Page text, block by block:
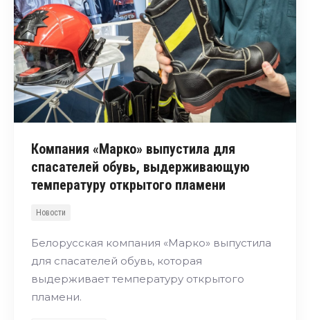
Компания «Марко» выпустила для
спасателей обувь, выдерживающую
температуру открытого пламени
Новости
Белорусская компания «Марко» выпустила
для спасателей обувь, которая
выдерживает температуру открытого
пламени.